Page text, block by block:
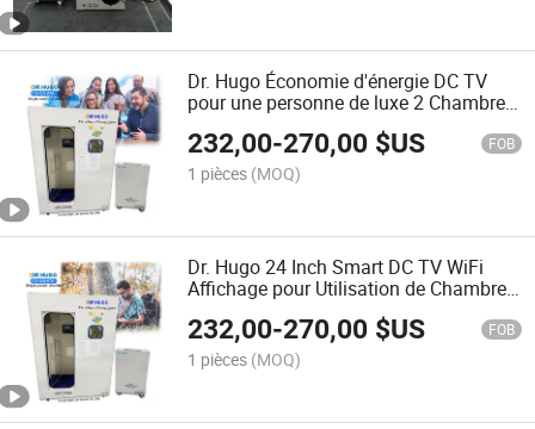
Dr. Hugo Économie d'énergie DC TV
pour une personne de luxe 2 Chambre à
oxygène hyperbare ATA 24V Écran de
télévision Ld
232,00-270,00 $US FOB
1 pièces (MOQ)
Dr. Hugo 24 Inch Smart DC TV WiFi
Affichage pour Utilisation de Chambre
Hyperbare d'Oxygène de Type Assis
Écran Tactile Ld TV
232,00-270,00 $US FOB
1 pièces (MOQ)